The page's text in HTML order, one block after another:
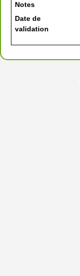
Notes
Date de
validation